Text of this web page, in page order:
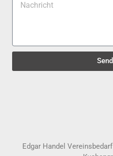
Edgar Handel